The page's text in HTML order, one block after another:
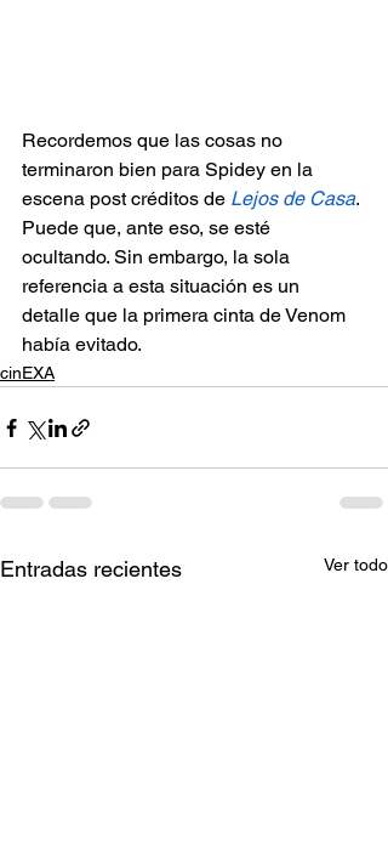
Recordemos que las cosas no
terminaron bien para Spidey en la
escena post créditos de Lejos de Casa.
Puede que, ante eso, se esté
ocultando. Sin embargo, la sola
referencia a esta situación es un
detalle que la primera cinta de Venom
había evitado.
cinEXA
Entradas recientes Ver todo